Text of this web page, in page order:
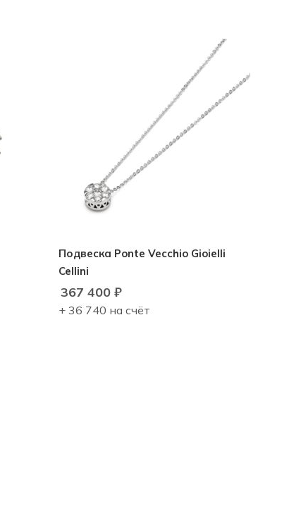
Подвеска Ponte Vecchio Gioielli
Cellini
367 400 ₽
+ 36 740 на счёт